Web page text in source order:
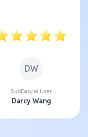
DW
SubEasy.ai User
Darcy Wang